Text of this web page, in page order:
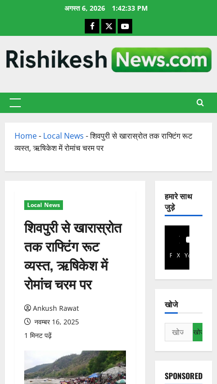
अगस्त 6, 2026 1:42:34 PM
Facebook
X YouTube
प्राथमिक
Home- Local News -शिवपुरी से खारास्रोत तक राफ्टिंग रूट
व्यस्त, ऋषिकेश में रोमांच चरम पर
Local News
शिवपुरी से खारास्रोत
तक राफ्टिंग रूट
व्यस्त, ऋषिकेश में
रोमांच चरम पर
Ankush Rawat
नवम्बर 16, 2025
1 मिनट पढ़ें
हमारे साथ
जुड़े
Facebook
X YouTube
खोजे
निम्न
को
खोजें:
SPONSORED